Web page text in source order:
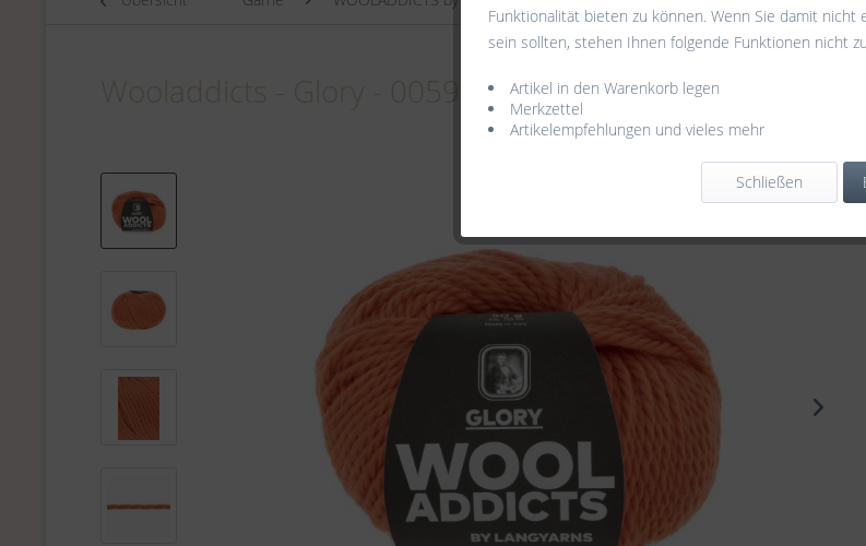
Funktionalität bieten zu können. Wenn Sie damit nicht
sein sollten, stehen Ihnen folgende Funktionen nicht
Artikel in den Warenkorb legen
Merkzettel
Artikelempfehlungen und vieles mehr
Schließen